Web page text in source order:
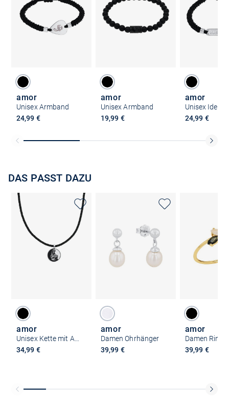
amor
Unisex Armband
24,99 €
amor
Unisex Armband
19,99 €
amor
24,99 €
DAS PASST DAZU
amor
Unisex Kette mit Anhänger
34,99 €
amor
Damen Ohrhänger
39,99 €
amor
Damen Ring
39,99 €